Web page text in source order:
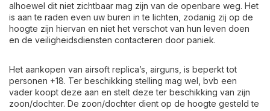
alhoewel dit niet zichtbaar mag zijn van de openbare weg. Het
is aan te raden even uw buren in te lichten, zodanig zij op de
hoogte zijn hiervan en niet het verschot van hun leven doen
en de veiligheidsdiensten contacteren door paniek.
Het aankopen van airsoft replica’s, airguns, is beperkt tot
personen +18. Ter beschikking stelling mag wel, bvb een
vader koopt deze aan en stelt deze ter beschikking van zijn
zoon/dochter. De zoon/dochter dient op de hoogte gesteld te